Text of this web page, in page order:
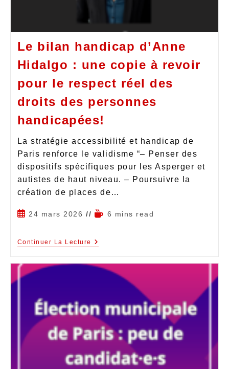
Le bilan handicap d’Anne
Hidalgo : une copie à revoir
pour le respect réel des
droits des personnes
handicapées!
La stratégie accessibilité et handicap de
Paris renforce le validisme “– Penser des
dispositifs spécifiques pour les Asperger et
autistes de haut niveau. – Poursuivre la
création de places de…
24 mars 2026 6 mins read
Continuer La Lecture